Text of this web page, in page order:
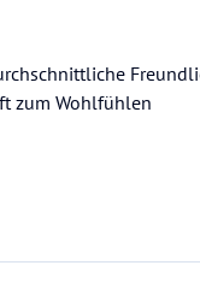
zum Wohlfühlen